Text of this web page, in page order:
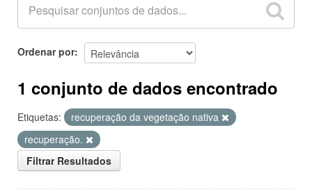
Ordenar por
1 conjunto de dados encontrado
Etiquetas:
recuperação da vegetação nativa
recuperação.
Filtrar Resultados